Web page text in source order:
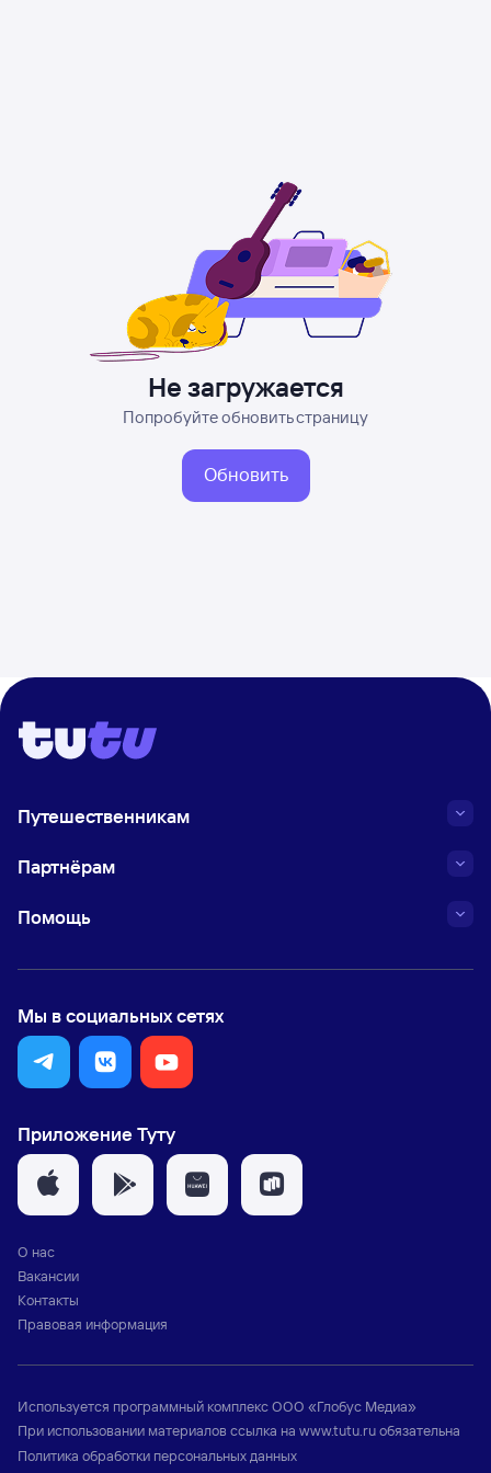
Не загружается
Попробуйте обновить страницу
Обновить
Путешественникам
Партнёрам
Помощь
Мы в социальных сетях
Приложение Туту
О нас
Вакансии
Контакты
Правовая информация
Используется программный комплексООО «Глобус Медиа»
При использовании материалов ссылка на www.tutu.ruобязательна
Политика обработки персональных данных